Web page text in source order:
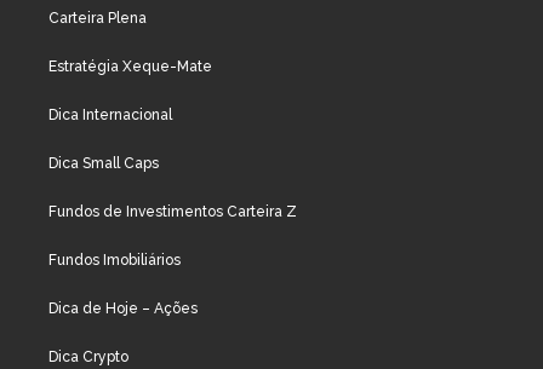
Carteira Plena
Estratégia Xeque-Mate
Dica Internacional
Dica Small Caps
Fundos de Investimentos Carteira Z
Fundos Imobiliários
Dica de Hoje – Ações
Dica Crypto